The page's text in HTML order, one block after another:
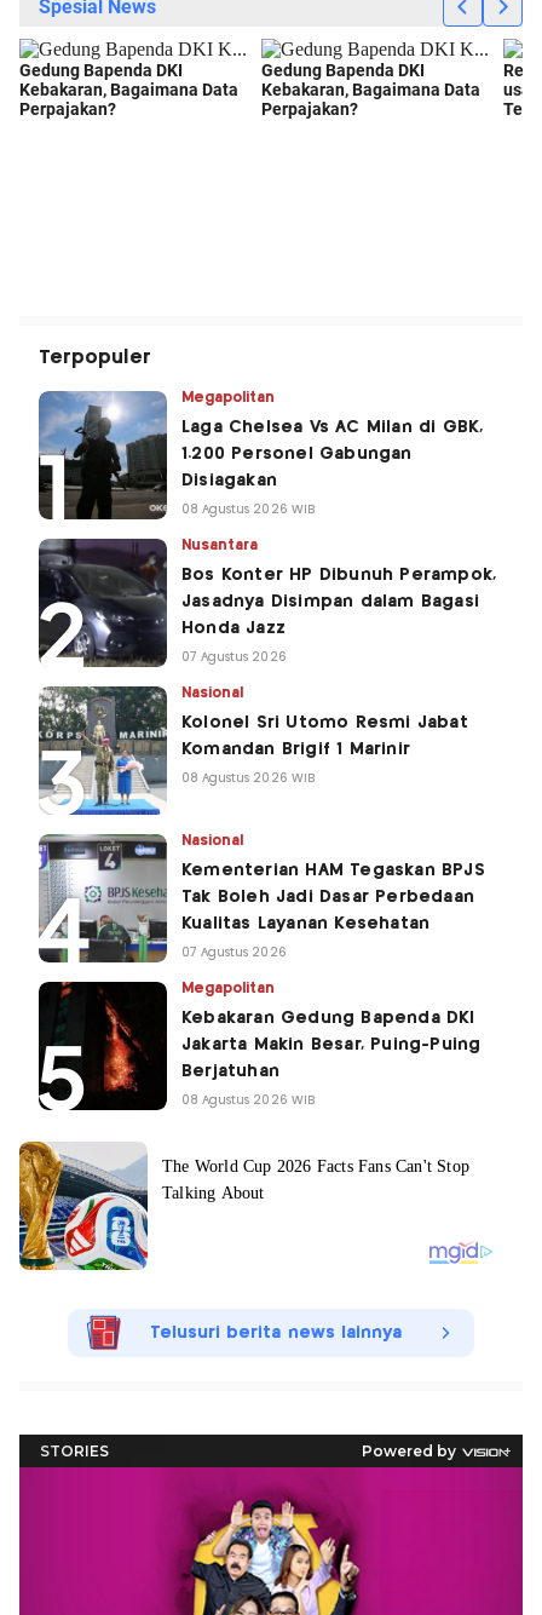
Terpopuler
Megapolitan
Laga Chelsea Vs AC Milan di GBK,
1.200 Personel Gabungan
Disiagakan
08 Agustus 2026 WIB
Nusantara
Bos Konter HP Dibunuh Perampok,
Jasadnya Disimpan dalam Bagasi
Honda Jazz
07 Agustus 2026
Nasional
Kolonel Sri Utomo Resmi Jabat
Komandan Brigif 1 Marinir
08 Agustus 2026 WIB
Nasional
Kementerian HAM Tegaskan BPJS
Tak Boleh Jadi Dasar Perbedaan
Kualitas Layanan Kesehatan
07 Agustus 2026
Megapolitan
Kebakaran Gedung Bapenda DKI
Jakarta Makin Besar, Puing-Puing
Berjatuhan
08 Agustus 2026 WIB
Telusuri berita news lainnya